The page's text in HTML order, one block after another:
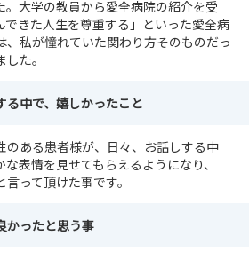
介、新卒職員への教育体制の説明な
輩看護師との交流会などのプログラ
す
（Zoom）での説明会も可能です！
しております
らシャトルバスをご
。大学の教員から愛全病院の紹介を受
できた人生を尊重する」といった愛全病
、私が憧れていた関わり方そのものだっ
た。
る中で、嬉しかったこと
のある患者様が、日々、お話しする中
表情を見せてもらえるようになり、
言って頂けた事です。
かったと思う事